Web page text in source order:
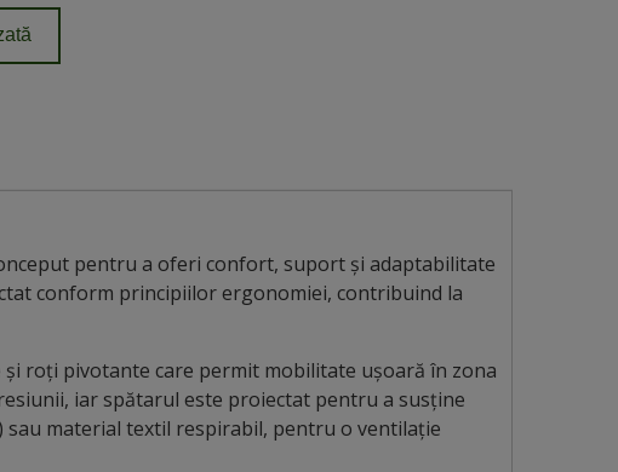
pentru a oferi confort, suport și adaptabilitate
conform principiilor ergonomiei, contribuind la
roți pivotante care permit mobilitate ușoară în zona
iar spătarul este proiectat pentru a susține
sau material textil respirabil, pentru o ventilație